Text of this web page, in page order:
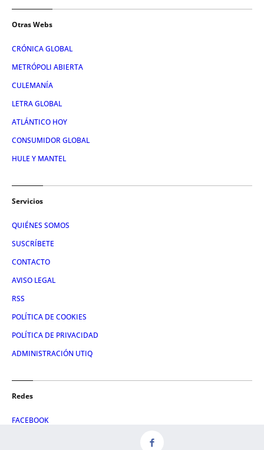
Otras Webs
CRÓNICA GLOBAL
METRÓPOLI ABIERTA
CULEMANÍA
LETRA GLOBAL
ATLÁNTICO HOY
CONSUMIDOR GLOBAL
HULE Y MANTEL
Servicios
QUIÉNES SOMOS
SUSCRÍBETE
CONTACTO
AVISO LEGAL
RSS
POLÍTICA DE COOKIES
POLÍTICA DE PRIVACIDAD
ADMINISTRACIÓN UTIQ
Redes
FACEBOOK